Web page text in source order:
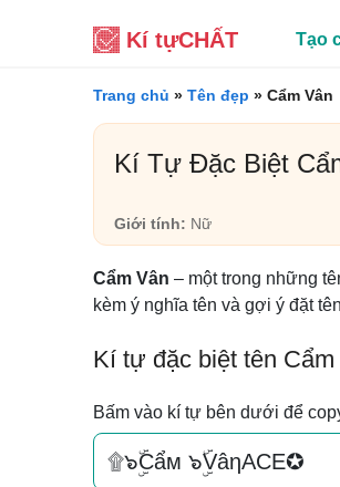
Kí tựCHẤT Tạo
Trang chủ » Tên đẹp » Cẩm Vân
Kí Tự Đặc Biệt
Giới tính: Nữ
Cẩm Vân – một trong những
kèm ý nghĩa tên và gợi ý đặt
Kí tự đặc biệt tên Cẩm
Bấm vào kí tự bên dưới để
۩๖ۣۜCẩм ๖ۣۜVâηACE✪